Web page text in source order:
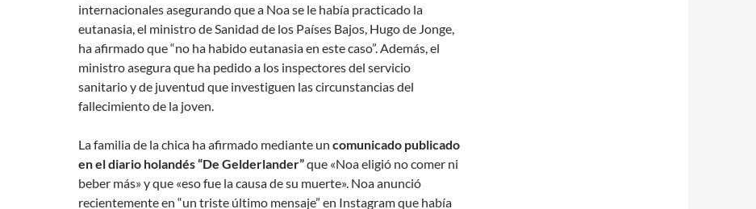
internacionales asegurando que a Noa se le había practicado la
eutanasia, el ministro de Sanidad de los Países Bajos, Hugo de Jonge,
ha afirmado que “no ha habido eutanasia en este caso”. Además, el
ministro asegura que ha pedido a los inspectores del servicio
sanitario y de juventud que investiguen las circunstancias del
fallecimiento de la joven.
La familia de la chica ha afirmado mediante un comunicado publicado
en el diario holandés “De Gelderlander”que «Noa eligió no comer ni
beber más» y que «eso fue la causa de su muerte». Noa anunció
recientemente en “un triste último mensaje” en Instagram que había